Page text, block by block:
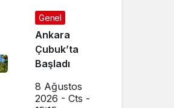
Genel
Ankara
Çubuk’ta
Başladı
8 Ağustos
2026 - Cts -